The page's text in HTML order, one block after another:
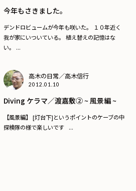
今年もさきました。
デンドロビュームが今年も咲いた。 １０年近く
我が家にいついている。 植え替えの記憶はな
い。 ...
高木の日常／高木信行
2012.01.10
Diving ケラマ／渡嘉敷② ~ 風景編 ~
【風景編】 [灯台下]というポイントのケーブの中
探検隊の様で楽しいです ...